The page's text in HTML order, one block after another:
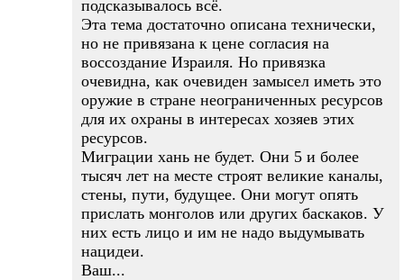
подсказывалось всё.
Эта тема достаточно описана технически,
но не привязана к цене согласия на
воссоздание Израиля. Но привязка
очевидна, как очевиден замысел иметь это
оружие в стране неограниченных ресурсов
для их охраны в интересах хозяев этих
ресурсов.
Миграции хань не будет. Они 5 и более
тысяч лет на месте строят великие каналы,
стены, пути, будущее. Они могут опять
прислать монголов или других баскаков. У
них есть лицо и им не надо выдумывать
нацидеи.
Ваш...